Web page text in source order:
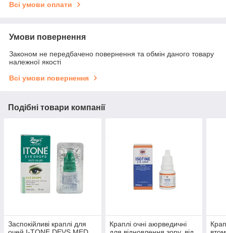
Всі умови оплати
Умови повернення
Законом не передбачено повернення та обмін даного товару
належної якості
Всі умови повернення
Подібні товари компанії
Заспокійливі краплі для
Краплі очні аюрведичні